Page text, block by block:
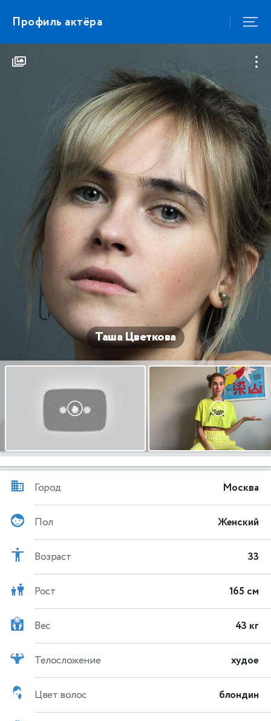
Профиль актёра
Таша Цветкова
Город Москва
Пол Женский
Возраст 33
Рост 165 см
Вес 43 кг
Телосложение худое
Цвет волос блондин